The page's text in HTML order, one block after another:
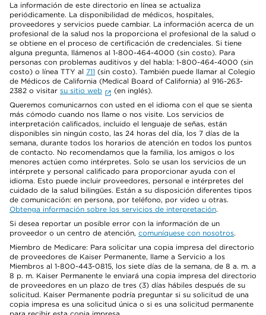
La información de este directorio en línea se actualiza
periódicamente. La disponibilidad de médicos, hospitales,
proveedores y servicios puede cambiar. La información acerca de un
profesional de la salud nos la proporciona el profesional de la salud o
se obtiene en el proceso de certificación de credenciales. Si tiene
alguna pregunta, llámenos al 1-800-464-4000 (sin costo). Para
personas con problemas auditivos y del habla: 1-800-464-4000 (sin
costo) o línea TTY al 711 (sin costo). También puede llamar al Colegio
de Médicos de California (Medical Board of California) al 916-263-
2382 o visitar su sitio web
(en inglés).
Queremos comunicarnos con usted en el idioma con el que se sienta
más cómodo cuando nos llame o nos visite. Los servicios de
interpretación calificados, incluido el lenguaje de señas, están
disponibles sin ningún costo, las 24 horas del día, los 7 días de la
semana, durante todos los horarios de atención en todos los puntos
de contacto. No recomendamos que la familia, los amigos o los
menores actúen como intérpretes. Solo se usan los servicios de un
intérprete y personal calificado para proporcionar ayuda con el
idioma. Esto puede incluir proveedores, personal e intérpretes del
cuidado de la salud bilingües. Están a su disposición diferentes tipos
de comunicación: en persona, por teléfono, por video u otras.
Obtenga información sobre los servicios de interpretación.
Si desea reportar un posible error con la información de un
proveedor o un centro de atención, comuníquese con nosotros.
Miembro de Medicare: Para solicitar una copia impresa del directorio
de proveedores de Kaiser Permanente, llame a Servicio a los
Miembros al 1-800-443-0815, los siete días de la semana, de 8 a. m. a
8 p. m. Kaiser Permanente le enviará una copia impresa del directorio
de proveedores en un plazo de tres (3) días hábiles después de su
solicitud. Kaiser Permanente podría preguntar si su solicitud de una
copia impresa es una solicitud única o si es una solicitud permanente